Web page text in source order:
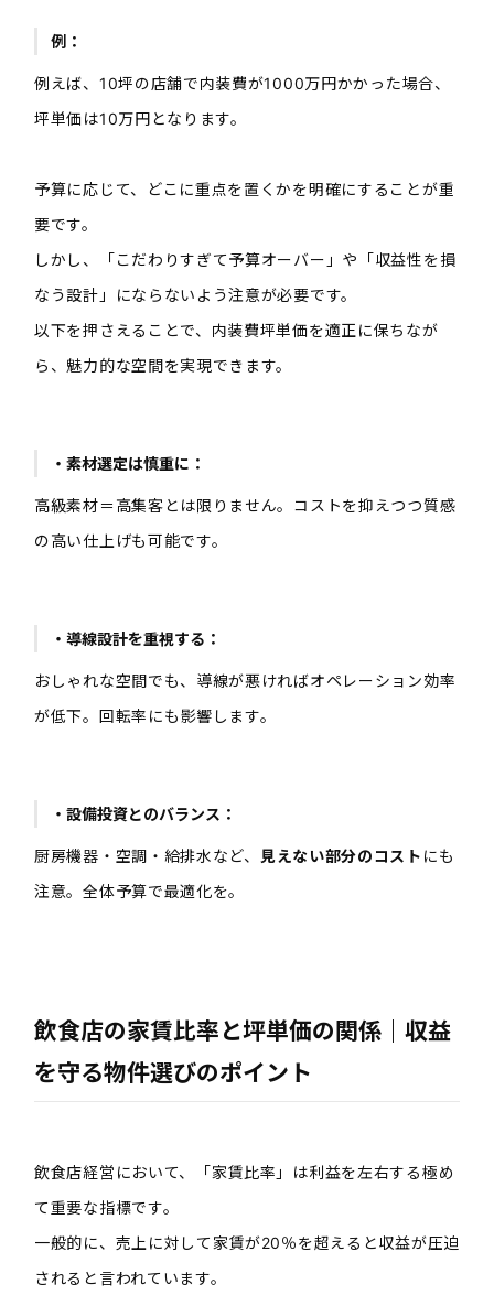
例：
例えば、10坪の店舗で内装費が1000万円かかった場合、
坪単価は10万円となります。
予算に応じて、どこに重点を置くかを明確にすることが重
要です。
しかし、「こだわりすぎて予算オーバー」や「収益性を損
なう設計」にならないよう注意が必要です。
以下を押さえることで、内装費坪単価を適正に保ちなが
ら、魅力的な空間を実現できます。
・素材選定は慎重に：
高級素材＝高集客とは限りません。コストを抑えつつ質感
の高い仕上げも可能です。
・導線設計を重視する：
おしゃれな空間でも、導線が悪ければオペレーション効率
が低下。回転率にも影響します。
・設備投資とのバランス：
厨房機器・空調・給排水など、 見えない部分のコスト にも
注意。全体予算で最適化を。
飲食店の家賃比率と坪単価の関係｜収益
を守る物件選びのポイント
飲食店経営において、「家賃比率」は利益を左右する極め
て重要な指標です。
一般的に、売上に対して家賃が20％を超えると収益が圧迫
されると言われています。